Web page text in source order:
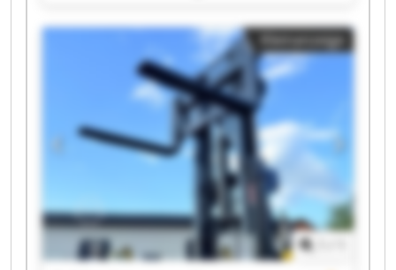
R+S Sonderposten e.K. R+S Sonderposten e.K.
R+S Sonderposten e.K. R+S Sonderposten e.K.
R+S Sonderposten e.K. R+S Sonderposten e.K.
R+S Sonderposten e.K. R+S Sonderposten e.K.
R+S Sonderposten e.K. R+S Sonderposten e.K.
R+S Sonderposten e.K. R+S Sonderposten e.K.
Kleinanzeige